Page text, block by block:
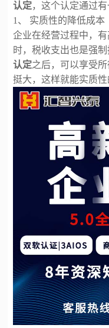
认定，这个认定通过
1、 实质性的降低成本
企业在经营过程中，
时，税收支出也是强
认定之后，可以享受
挺大，这样就能实质性